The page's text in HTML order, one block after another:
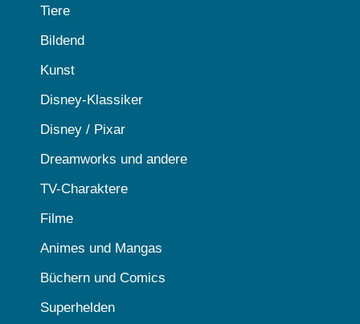
Tiere
Bildend
Kunst
Disney-Klassiker
Disney / Pixar
Dreamworks und andere
TV-Charaktere
Filme
Animes und Mangas
Büchern und Comics
Superhelden